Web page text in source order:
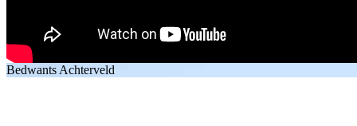
Bedwants Achterveld